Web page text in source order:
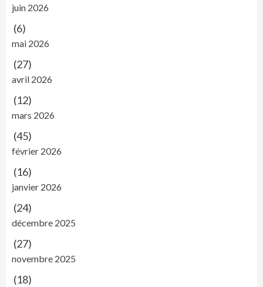
juin 2026
(6)
mai 2026
(27)
avril 2026
(12)
mars 2026
(45)
février 2026
(16)
janvier 2026
(24)
décembre 2025
(27)
novembre 2025
(18)